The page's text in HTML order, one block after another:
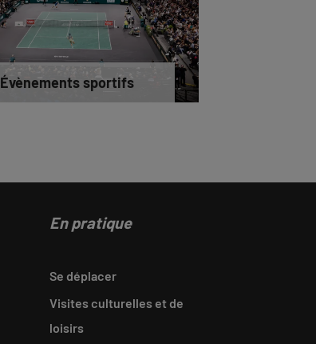
Évènements sportifs
En pratique
Se déplacer
Visites culturelles et de
loisirs